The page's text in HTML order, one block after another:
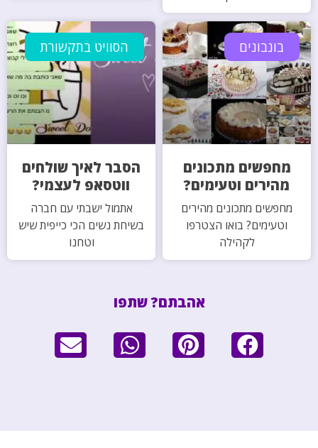
בונבונים
מחפשים מתכונים
מהירים וטעימים?
מחפשים מתכונים מהירים
וטעימים? בואו הצטרפו
לקהילה
הסוויט בתקשורת
הסבר לאיך שולחים
ווטסאפ לעצמי?
אתמול ישבתי עם חברה
בשיחת נשים הכי כייפית שיש
וטחנו
אהבתם? שתפו